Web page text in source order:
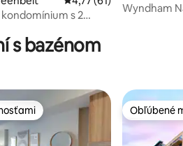
počet hodnotení: 28
s 2
or
Wyndham
s bazénom
Obľúbené
Obľúbené